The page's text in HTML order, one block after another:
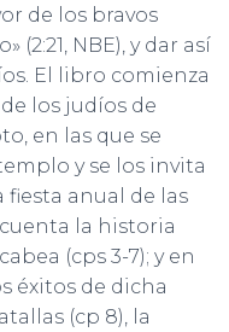
de los bravos
NBE), y dar así
El libro comienza
los judíos de
en las que se
y se los invita
fiesta anual de las
cuenta la historia
(cps 3-7); y en
éxitos de dicha
(cp 8), la